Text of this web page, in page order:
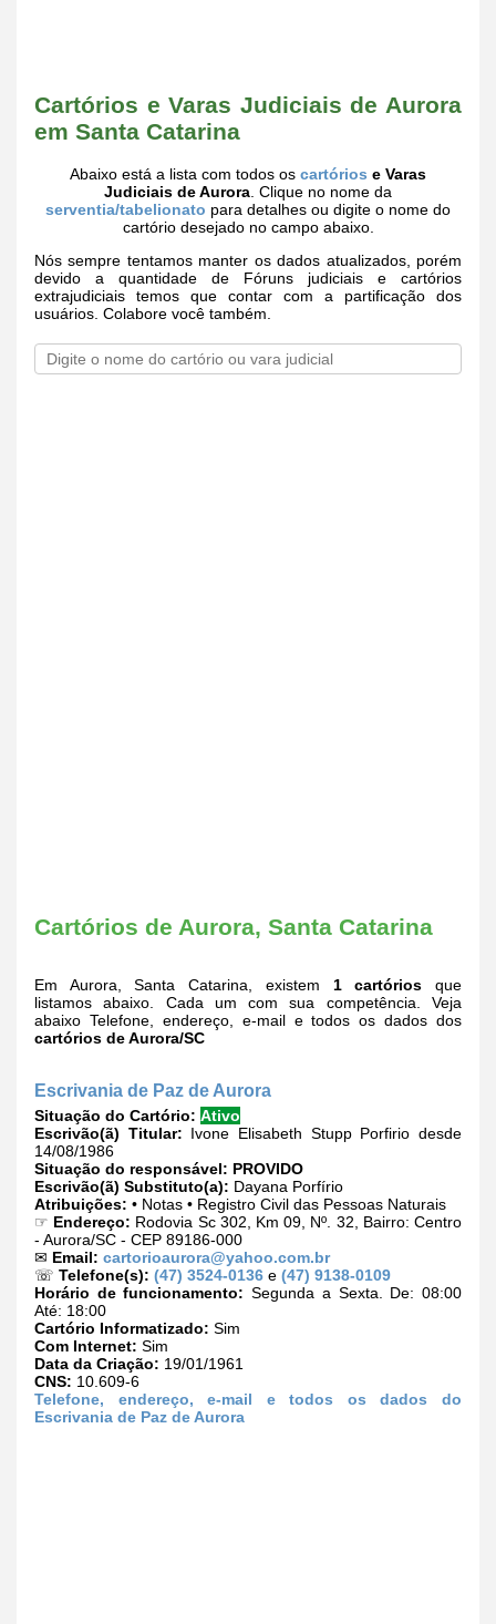
Cartórios e Varas Judiciais de Aurora
em Santa Catarina
Abaixo está a lista com todos os cartórios e Varas
Judiciais de Aurora . Clique no nome da
serventia/tabelionato para detalhes ou digite o nome do
cartório desejado no campo abaixo.
Nós sempre tentamos manter os dados atualizados, porém
devido a quantidade de Fóruns judiciais e cartórios
extrajudiciais temos que contar com a partificação dos
usuários. Colabore você também.
Cartórios de Aurora, Santa Catarina
Em Aurora, Santa Catarina, existem 1 cartórios que
listamos abaixo. Cada um com sua competência. Veja
abaixo Telefone, endereço, e-mail e todos os dados dos
cartórios de Aurora/SC
Escrivania de Paz de Aurora
Situação do Cartório: Ativo
Escrivão(ã) Titular: Ivone Elisabeth Stupp Porfirio desde
14/08/1986
Situação do responsável: PROVIDO
Escrivão(ã) Substituto(a): Dayana Porfírio
Atribuições: • Notas • Registro Civil das Pessoas Naturais
☞ Endereço: Rodovia Sc 302, Km 09, Nº. 32, Bairro: Centro
- Aurora/SC - CEP 89186-000
✉ Email: cartorioaurora@yahoo.com.br
☏ Telefone(s): (47) 3524-0136 e (47) 9138-0109
Horário de funcionamento: Segunda a Sexta. De: 08:00
Até: 18:00
Cartório Informatizado: Sim
Com Internet: Sim
Data da Criação: 19/01/1961
CNS: 10.609-6
Telefone, endereço, e-mail e todos os dados do
Escrivania de Paz de Aurora